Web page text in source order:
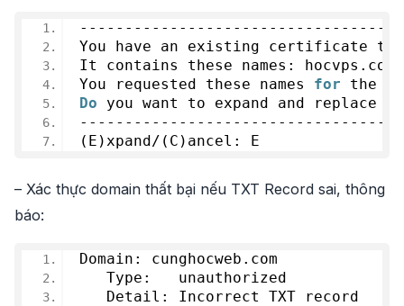
You have an existing certificate
It contains these names: hocvps.com
You requested these names for the
Do you want to expand and
(E)xpand/(C)ancel: E
– Xác thực domain thất bại nếu TXT Record sai, thông
báo:
Domain: cunghocweb.com
   Type:   unauthorized
   Detail: Incorrect TXT record